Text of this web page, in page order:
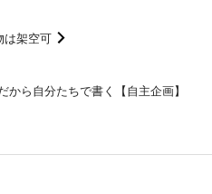
架空可
ら自分たちで書く【自主企画】